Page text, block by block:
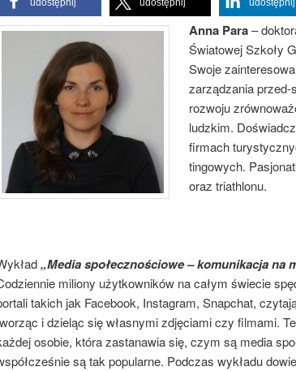
Anna Para–
Światowej Szkoły
Swoje
zarządzania
rozwoju
ludzkim.
firmach
tingowych.
oraz triathlonu.
„Media społecznościowe – komunikacja na
miliony użytkowników na całym świecie
takich jak Facebook, Instagram, Snapchat,
i dzieląc się własnymi zdjęciami czy filmami.
osobie, która zastanawia się, czym są media
są tak popularne. Podczas wykładu